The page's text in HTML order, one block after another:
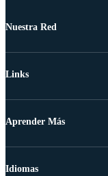
Nuestra Red
Links
Aprender Más
Idiomas